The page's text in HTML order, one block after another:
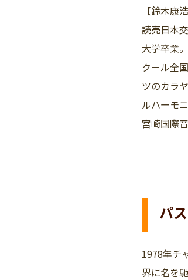
【鈴木康
読売日本
大学卒業
クール全
ツのカラ
ルハーモ
宮崎国際
パ
1978年チ
界に名を